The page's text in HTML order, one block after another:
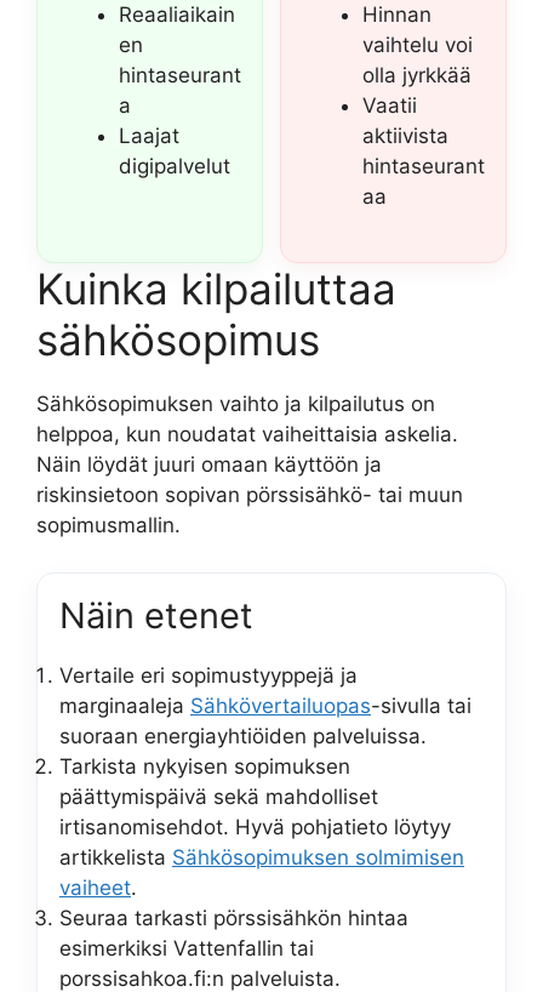
Reaaliaikain
en
hintaseurant
a
Laajat
digipalvelut
Hinnan
vaihtelu voi
olla jyrkkää
Vaatii
aktiivista
hintaseurant
aa
Kuinka kilpailuttaa
sähkösopimus
Sähkösopimuksen vaihto ja kilpailutus on
helppoa, kun noudatat vaiheittaisia askelia.
Näin löydät juuri omaan käyttöön ja
riskinsietoon sopivan pörssisähkö- tai muun
sopimusmallin.
Näin etenet
Vertaile eri sopimustyyppejä ja
marginaaleja Sähkövertailuopas-sivulla tai
suoraan energiayhtiöiden palveluissa.
Tarkista nykyisen sopimuksen
päättymispäivä sekä mahdolliset
irtisanomisehdot. Hyvä pohjatieto löytyy
artikkelista Sähkösopimuksen solmimisen
vaiheet.
Seuraa tarkasti pörssisähkön hintaa
esimerkiksi Vattenfallin tai
porssisahkoa.fi:n palveluista.